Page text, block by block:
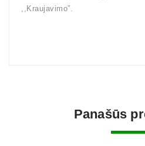
,,Kraujavimo”.
Panašūs